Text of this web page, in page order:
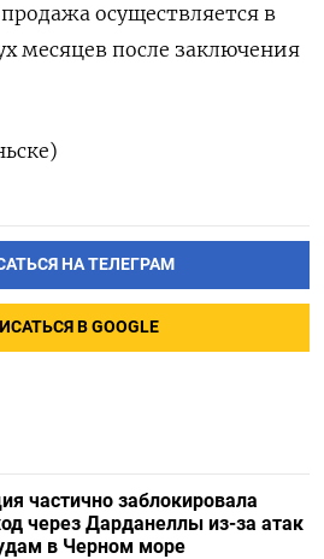
осуществляется в
месяцев после заключения
НА ТЕЛЕГРАМ
В GOOGLE
частично заблокировала
через Дарданеллы из-за атак
в Черном море